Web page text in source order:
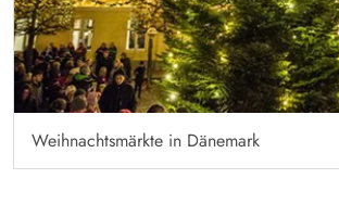
Weihnachtsmärkte in Dänemark